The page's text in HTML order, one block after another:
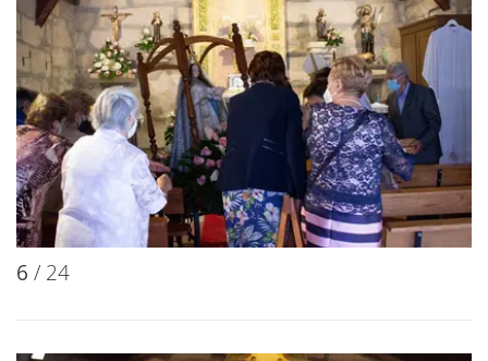
6 / 24